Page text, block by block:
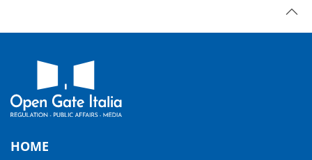
HOME